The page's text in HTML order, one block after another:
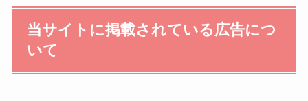
当サイトに掲載されている広告につ
いて